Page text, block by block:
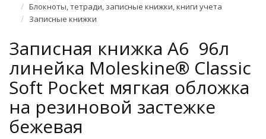
Блокноты, тетради, записные книжки, книги учета
Записные книжки
Записная книжка A6 96л
линейка Moleskine® Classic
Soft Pocket мягкая обложка
на резиновой застежке
бежевая